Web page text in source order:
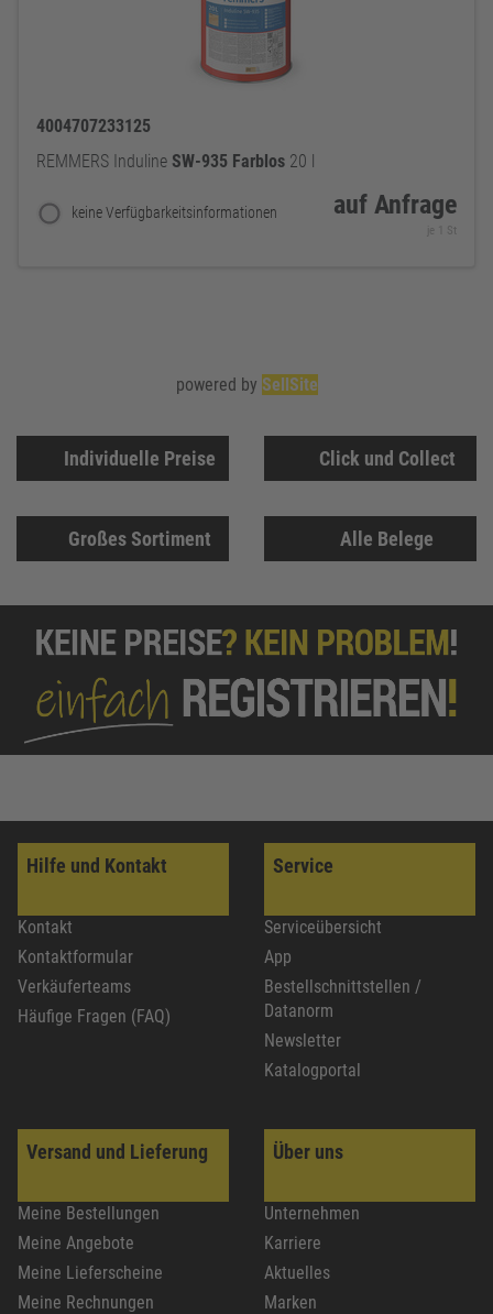
4004707233125
REMMERS Induline SW-935 Farblos 20 l
keine Verfügbarkeitsinformationen auf Anfrage
je 1 St
Individuelle Preise Click und Collect
Großes Sortiment Alle Belege
Hilfe und Kontakt
Kontakt
Kontaktformular
Verkäuferteams
Häufige Fragen (FAQ)
Service
Serviceübersicht
App
Bestellschnittstellen /
Datanorm
Newsletter
Katalogportal
Versand und Lieferung
Meine Bestellungen
Meine Angebote
Meine Lieferscheine
Meine Rechnungen
Über uns
Unternehmen
Karriere
Aktuelles
Marken
powered by SellSite